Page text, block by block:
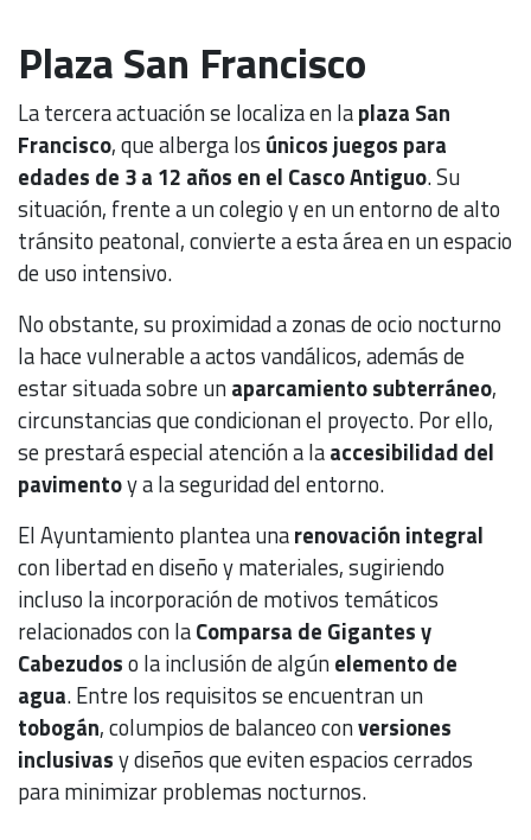
Plaza San Francisco
La tercera actuación se localiza en laplaza San
Francisco, que alberga los únicos juegos para
edades de 3 a 12 años en el Casco Antiguo. Su
situación, frente a un colegio y en un entorno de alto
tránsito peatonal, convierte a esta área en un espacio
de uso intensivo.
No obstante, su proximidad a zonas de ocio nocturno
la hace vulnerable a actos vandálicos, además de
estar situada sobre unaparcamiento subterráneo,
circunstancias que condicionan el proyecto. Por ello,
se prestará especial atención a laaccesibilidad del
pavimentoy a la seguridad del entorno.
El Ayuntamiento plantea unarenovación integral
con libertad en diseño y materiales, sugiriendo
incluso la incorporación de motivos temáticos
relacionados con laComparsa de Gigantes y
Cabezudoso la inclusión de algúnelemento de
agua. Entre los requisitos se encuentran un
tobogán, columpios de balanceo conversiones
inclusivasy diseños que eviten espacios cerrados
para minimizar problemas nocturnos.